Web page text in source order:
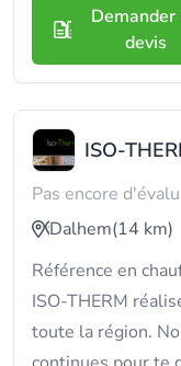
Demander
devis
ISO-
Pas encore
Dalhem(14 km)
Référence en
ISO-THERM
toute la région.